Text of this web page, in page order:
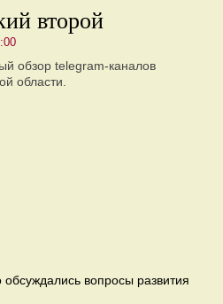
второй
обзор telegram-каналов
области.
вопросы развития